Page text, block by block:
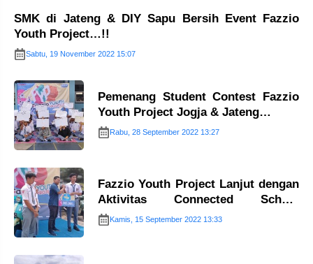
SMK di Jateng & DIY Sapu Bersih Event Fazzio
Youth Project…!!
Sabtu, 19 November 2022 15:07
Pemenang Student Contest Fazzio
Youth Project Jogja & Jateng…
Rabu, 28 September 2022 13:27
Fazzio Youth Project Lanjut dengan
Aktivitas Connected School
Contest…
Kamis, 15 September 2022 13:33